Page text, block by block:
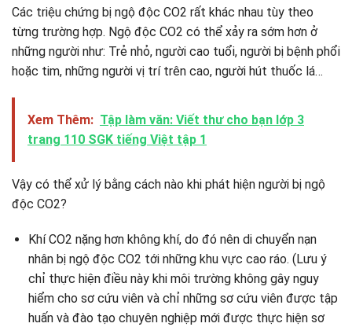
Các triệu chứng bị ngộ độc CO2 rất khác nhau tùy theo
từng trường hợp. Ngộ độc CO2 có thể xảy ra sớm hơn ở
những người như: Trẻ nhỏ, người cao tuổi, người bị bệnh phổi
hoặc tim, những người vị trí trên cao, người hút thuốc lá…
Xem Thêm: Tập làm văn: Viết thư cho bạn lớp 3
trang 110 SGK tiếng Việt tập 1
Vậy có thể xử lý bằng cách nào khi phát hiện người bị ngộ
độc CO2?
Khí CO2 nặng hơn không khí, do đó nên di chuyển nạn
nhân bị ngộ độc CO2 tới những khu vực cao ráo. (Lưu ý
chỉ thực hiện điều này khi môi trường không gây nguy
hiểm cho sơ cứu viên và chỉ những sơ cứu viên được tập
huấn và đào tạo chuyên nghiệp mới được thực hiện sơ